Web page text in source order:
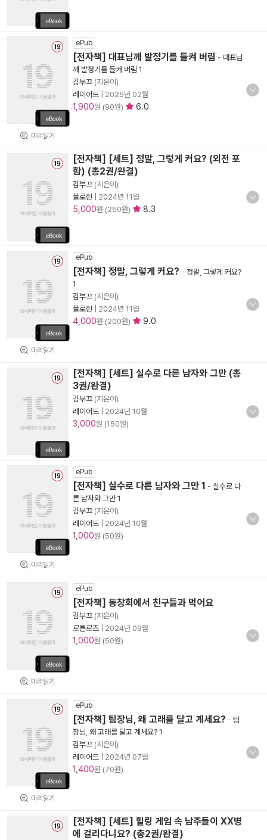
미리읽기
ePub
[전자책] 대표님께 발정기를 들켜 버림 - 대표님
께 발정기를 들켜 버림 1
김부끄 (지은이)
레이어드
2025년 02월
1,900원 (90원) 6.0
[전자책] [세트] 정말, 그렇게 커요? (외전 포
함) (총2권/완결)
김부끄 (지은이)
플로린
2024년 11월
5,000원 (250원) 8.3
미리읽기
ePub
[전자책] 정말, 그렇게 커요? - 정말, 그렇게 커요?
1
김부끄 (지은이)
플로린
2024년 11월
4,000원 (200원) 9.0
[전자책] [세트] 실수로 다른 남자와 그만 (총
3권/완결)
김부끄 (지은이)
레이어드
2024년 10월
3,000원 (150원)
미리읽기
ePub
[전자책] 실수로 다른 남자와 그만 1 - 실수로 다
른 남자와 그만 1
김부끄 (지은이)
레이어드
2024년 10월
1,000원 (50원)
미리읽기
ePub
[전자책] 동창회에서 친구들과 먹어요
김부끄 (지은이)
로튼로즈
2024년 09월
1,000원 (50원)
미리읽기
ePub
[전자책] 팀장님, 왜 고래를 달고 계세요? - 팀
장님, 왜 고래를 달고 계세요? 1
김부끄 (지은이)
레이어드
2024년 07월
1,400원 (70원)
[전자책] [세트] 힐링 게임 속 남주들이 XX병
에 걸리다니요? (총2권/완결)